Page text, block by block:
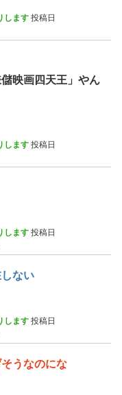
します 投稿日
映画四天王」やん
します 投稿日
します 投稿日
ない
します 投稿日
うなのにな